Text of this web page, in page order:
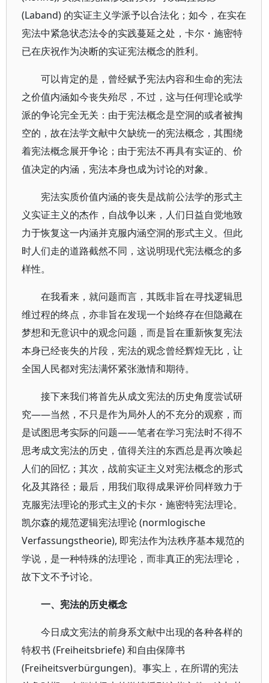
(Laband) 的实证主义学派予以合法化；如今，在实在
宪法中紧急状态法令的实践蔓延之处，卡尔・施密特
已在庆祝作为决断的实证宪法概念的胜利。
可以肯定的是，曾经赋予宪法内容和生命的宪法
之价值内涵如今丧失殆尽，不过，这与任何理论或学
派的争论完全无关：由于宪法概念是空洞的或者被掏
空的，故在法学文献中欠缺统一的宪法概念，其围绕
着宪法概念展开争论；由于宪法不再具有实证的、价
值决定的内涵，宪法本身也成为讨论的对象。
宪法实质价值内涵的丧失是战前公法学的形式主
义实证主义的杰作，自战争以来，人们日益自觉地致
力于恢复这一内涵并克服内涵空洞的形式主义。但此
时人们走的道路截然不同，这说明现代宪法概念的多
样性。
在我看来，就问题而言，其既非旨在寻找逻辑思
维过程的终点，亦非旨在发现一个始终存在但隐藏在
梦想和无意识中的观念问题，而是旨在重新恢复宪法
本身已经丧失的片段，宪法的观念曾经辉煌无比，让
全国人民都对宪法满怀紧张激情和期待。
接下来我们将首先从成文宪法的历史角度尝试研
究——当然，不只是作为局外人的不充分的观察，而
是试图思考实际的问题——笔者在学习宪法时不得不
思考成文宪法的历史，值得关注的东西总是再次唤起
人们的回忆；其次，战前实证主义对宪法概念的形式
化及其路径；最后，用我们取得成果评价同样致力于
克服宪法理论的形式主义的卡尔・施密特宪法理论。
凯尔森的规范逻辑宪法理论 (normlogische
Verfassungstheorie), 即宪法作为法秩序基本规范的
学说，是一种特殊的法理论，而非真正的宪法理论，
故下文不予讨论。
一、宪法的历史概念
今日成文宪法的前身系文献中出现的各种各样的
特权书 (Freiheitsbriefe) 和自由保障书
(Freiheitsverbürgungen)。事实上，在所谓的宪法